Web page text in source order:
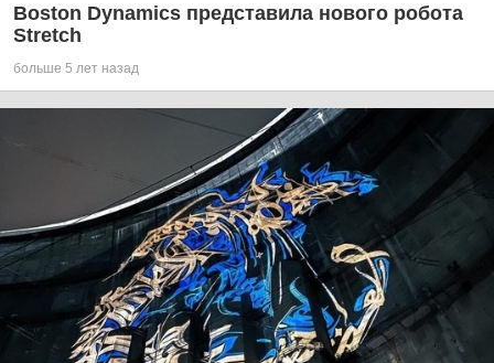
Boston Dynamics представила нового робота
Stretch
больше 5 лет назад